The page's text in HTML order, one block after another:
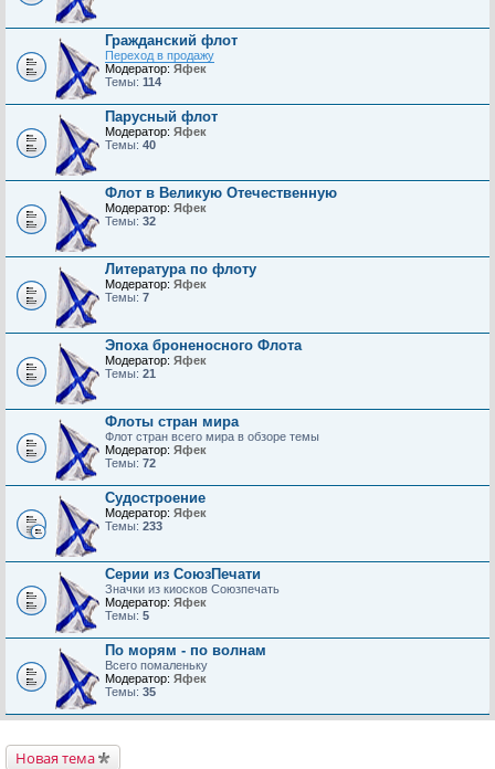
Гражданский флот
Переход в продажу
Модератор: Яфек
Темы: 114
Парусный флот
Модератор: Яфек
Темы: 40
Флот в Великую Отечественную
Модератор: Яфек
Темы: 32
Литература по флоту
Модератор: Яфек
Темы: 7
Эпоха броненосного Флота
Модератор: Яфек
Темы: 21
Флоты стран мира
Флот стран всего мира в обзоре темы
Модератор: Яфек
Темы: 72
Судостроение
Модератор: Яфек
Темы: 233
Серии из СоюзПечати
Значки из киосков Союзпечать
Модератор: Яфек
Темы: 5
По морям - по волнам
Всего помаленьку
Модератор: Яфек
Темы: 35
Новая тема